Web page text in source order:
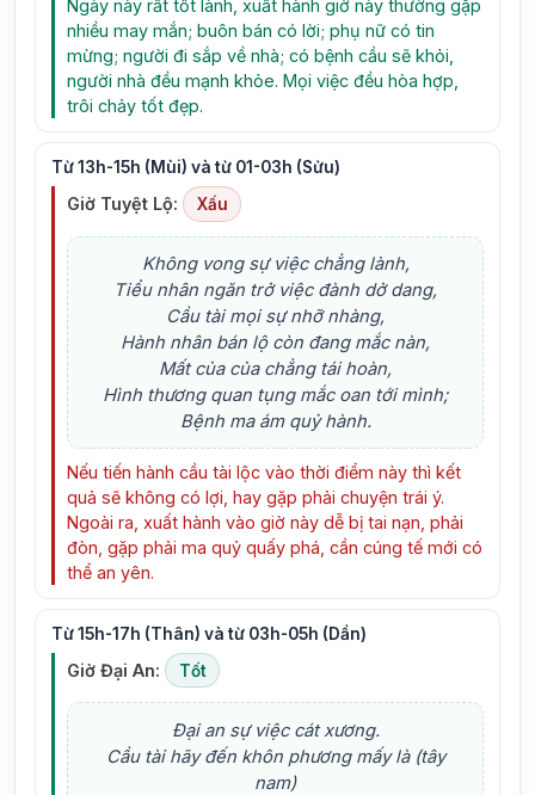
Ngày này rất tốt lành, xuất hành giờ này thường gặp
nhiều may mắn; buôn bán có lời; phụ nữ có tin
mừng; người đi sắp về nhà; có bệnh cầu sẽ khỏi,
người nhà đều mạnh khỏe. Mọi việc đều hòa hợp,
trôi chảy tốt đẹp.
Từ 13h-15h (Mùi) và từ 01-03h (Sửu)
Giờ Tuyệt Lộ: Xấu
Không vong sự việc chẳng lành,
Tiểu nhân ngăn trở việc đành dở dang,
Cầu tài mọi sự nhỡ nhàng,
Hành nhân bán lộ còn đang mắc nàn,
Mất của của chẳng tái hoàn,
Hình thương quan tụng mắc oan tới mình;
Bệnh ma ám quỷ hành.
Nếu tiến hành cầu tài lộc vào thời điểm này thì kết
quả sẽ không có lợi, hay gặp phải chuyện trái ý.
Ngoài ra, xuất hành vào giờ này dễ bị tai nạn, phải
đòn, gặp phải ma quỷ quấy phá, cần cúng tế mới có
thể an yên.
Từ 15h-17h (Thân) và từ 03h-05h (Dần)
Giờ Đại An: Tốt
Đại an sự việc cát xương.
Cầu tài hãy đến khôn phương mấy là (tây
nam)